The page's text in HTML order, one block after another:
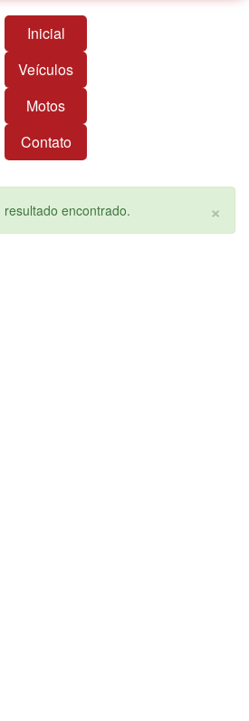
Inicial
Veículos
Motos
Contato
×
resultado encontrado.